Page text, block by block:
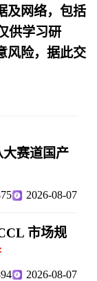
及网络，包括
供学习研
风险，据此交
赛道国产
2026-08-07
市场规
2026-08-07